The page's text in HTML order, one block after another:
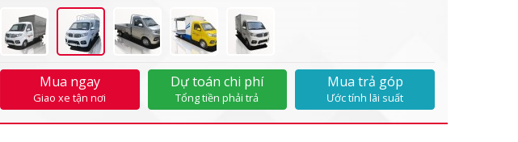
Mua ngay
Giao xe tận nơi
Dự toán chi phí
Tổng tiền phải trả
Mua trả góp
Ước tính lãi suất